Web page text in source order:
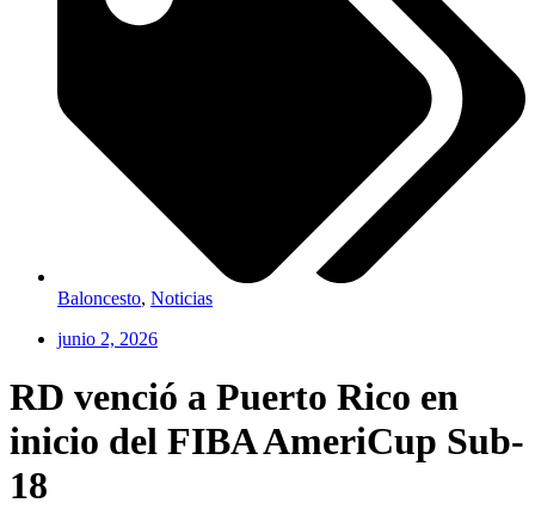
Baloncesto, Noticias
junio 2, 2026
RD venció a Puerto Rico en
inicio del FIBA AmeriCup Sub-
18